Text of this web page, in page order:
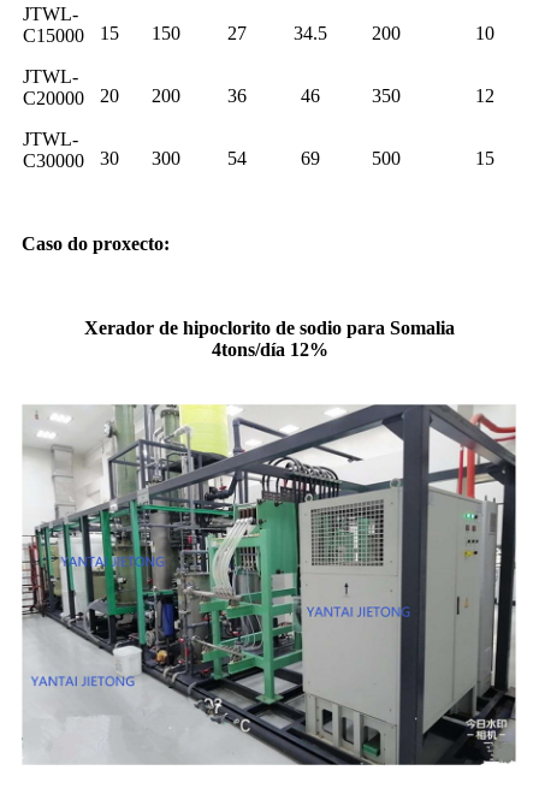
JTWL-
C15000
15 150 27 34.5 200 10
JTWL-
C20000
20 200 36 46 350 12
JTWL-
C30000
30 300 54 69 500 15
Caso do proxecto:
Xerador de hipoclorito de sodio para Somalia
4tons/día 12%